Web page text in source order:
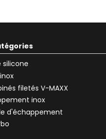
silicone
filetés V-MAXX
inox
d'échappement